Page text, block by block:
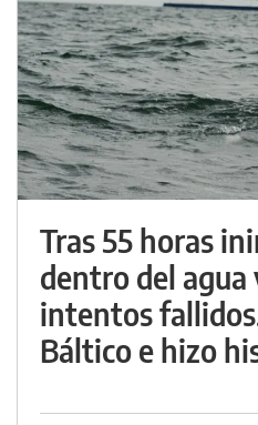
Tras 55 horas
dentro del agua
intentos
Báltico e hizo